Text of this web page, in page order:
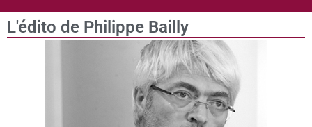
L'édito de Philippe Bailly